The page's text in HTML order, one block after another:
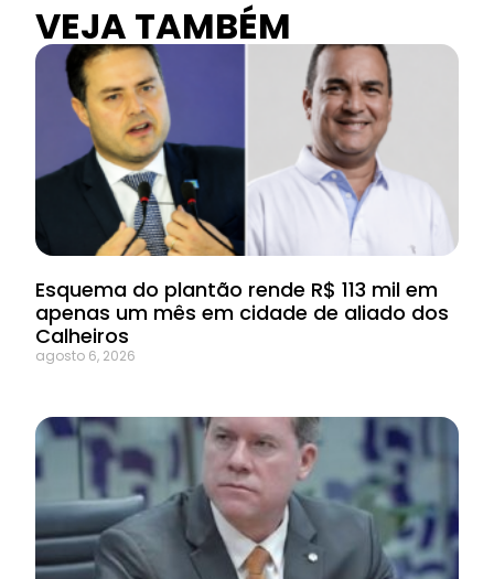
VEJA TAMBÉM
Esquema do plantão rende R$ 113 mil em
apenas um mês em cidade de aliado dos
Calheiros
agosto 6, 2026